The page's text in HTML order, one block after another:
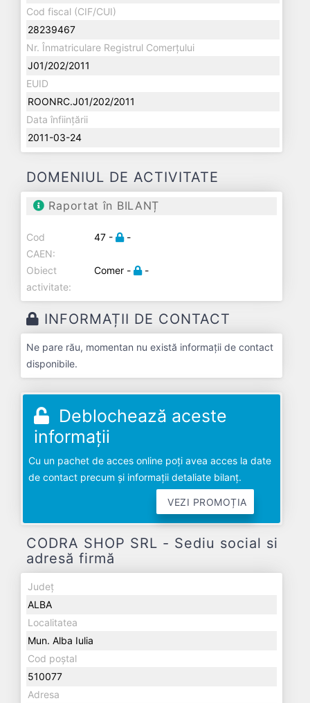
Cod fiscal (CIF/CUI)
28239467
Nr. Înmatriculare Registrul Comerțului
J01/202/2011
EUID
ROONRC.J01/202/2011
Data înființării
2011-03-24
DOMENIUL DE ACTIVITATE
Raportat în BILANȚ
Cod
CAEN:
47 - -
Obiect
activitate:
Comer - -
INFORMAȚII DE CONTACT
Ne pare rău, momentan nu există informații de contact
disponibile.
Deblochează aceste
informații
Cu un pachet de acces online poți avea acces la date
de contact precum și informații detaliate bilanț.
VEZI PROMOȚIA
CODRA SHOP SRL - Sediu social si
adresă firmă
Județ
ALBA
Localitatea
Mun. Alba Iulia
Cod poștal
510077
Adresa